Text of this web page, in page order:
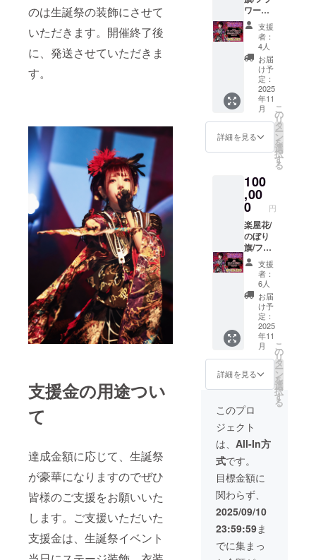
のは生誕祭の装飾にさせて
いただきます。開催終了後
に、発送させていただきま
す。
支援金の用途つい
て
達成金額に応じて、生誕祭
が豪華になりますのでぜひ
皆様のご支援をお願いいた
します。ご支援いただいた
支援金は、生誕祭イベント
は、6文
字まで
お願い
いたし
ます。
※特殊文
字・記
号は使
用でき
ませ
ん。
飾に使
用する
ミニの
ぼり旗
を作成
いたし
ます。
ミニの
ぼり旗
には、
生誕祭
支援者
クネー
ム可）
を掲載
させて
いただ
きま
す。 お
名前は
データ
で印字
を入れ
させて
いただ
きま
す。 生
誕祭終
了後、
のぼり
ン入れ
たもの
をご自
宅へ郵
送させ
ていた
だきま
す。 ②
フラ
ワース
タンド
への名
前掲載
(大) 当
ワース
タンド
への名
前掲載
(大)/ク
ラウド
ファン
ディン
グ限定
グッズ/
生誕限
定オリ
ジナル
ネーム
ト/お礼
動画60
秒 ①の
ぼり旗
当日の
装飾に
使用す
るのぼ
り旗を
作成い
たしま
す。 の
ぼり旗
には、
生誕祭
支援者
様のお
名前
（ニッ
クネー
ム可）
を掲載
させて
いただ
きま
す。 お
名前は
データ
で印字
を入れ
させて
いただ
きま
す。 生
支援
者：
4人
お届
け予
定：
2025
年11
月
詳細を見る
こ
の
リ
タ
ー
ン
を
選
択
す
る
100
,00
0 円
楽屋花/
のぼり
旗/フラ
ワース
タンド
への名
前掲載
(大)/ク
ラウド
ファン
ディン
グ限定
グッズ/
生誕限
定オリ
ジナル
ネーム
プレー
ト/お礼
動画60
秒 ①楽
屋花 当
日、タ
レント
が使用
する楽
屋にお
花をお
届けい
たしま
支援
者：
6人
お届
け予
定：
2025
年11
月
詳細を見る
こ
の
リ
タ
ー
ン
を
選
択
す
る
このプロ
ジェクト
は、 All-In方
式です。
目標金額に
関わらず、
2025/09/10
23:59:59ま
でに集まっ